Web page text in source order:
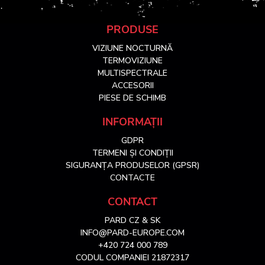
PRODUSE
VIZIUNE NOCTURNĂ
TERMOVIZIUNE
MULTISPECTRALE
ACCESORII
PIESE DE SCHIMB
INFORMAȚII
GDPR
TERMENI ȘI CONDIȚII
SIGURANȚA PRODUSELOR (GPSR)
CONTACTE
CONTACT
PARD CZ & SK
INFO@PARD-EUROPE.COM
+420 724 000 789
CODUL COMPANIEI 21872317